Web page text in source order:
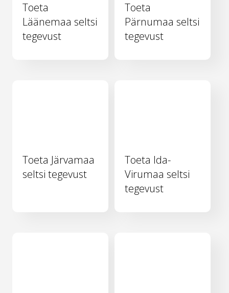
Toeta
Läänemaa seltsi
tegevust
Toeta
Pärnumaa seltsi
tegevust
Toeta Järvamaa
seltsi tegevust
Toeta Ida-
Virumaa seltsi
tegevust